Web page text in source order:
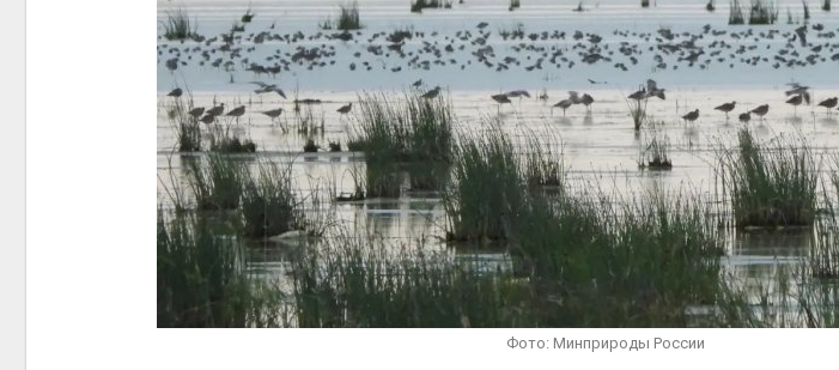
Фото: Минприроды России
лесоустройства,
рыболовства и регистрации пестицидов
Авг 5, 2026
От спасения рек до
цифровых экотроп:
определены финалисты
Детского
экологического форума
Авг 4, 2026
Обратный разворот: Shell
продаёт европейские
ВИЭ-активы и усиливает
ставку на нефть и газ